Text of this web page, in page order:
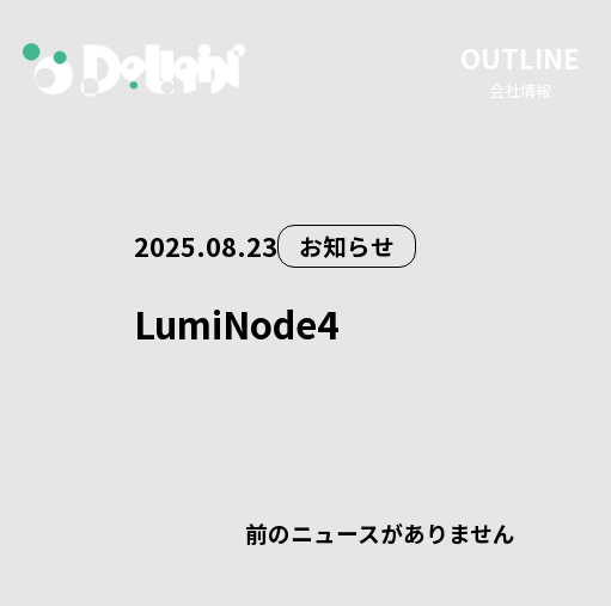
OUTLINE
会社情報
2025.08.23 お知らせ
LumiNode4
前のニュースがありません